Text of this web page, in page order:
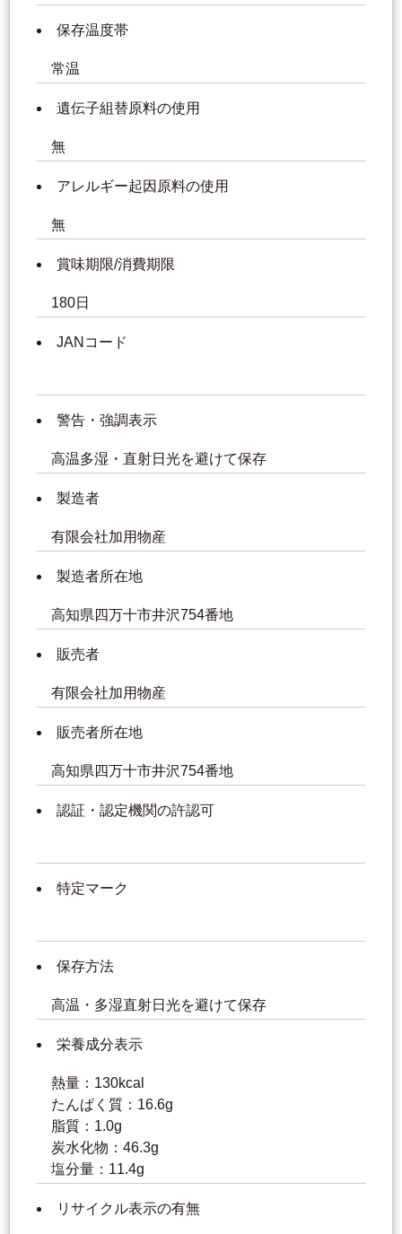
保存温度帯
常温
遺伝子組替原料の使用
無
アレルギー起因原料の使用
無
賞味期限/消費期限
180日
JANコード
警告・強調表示
高温多湿・直射日光を避けて保存
製造者
有限会社加用物産
製造者所在地
高知県四万十市井沢754番地
販売者
有限会社加用物産
販売者所在地
高知県四万十市井沢754番地
認証・認定機関の許認可
特定マーク
保存方法
高温・多湿直射日光を避けて保存
栄養成分表示
熱量：130kcal
たんぱく質：16.6g
脂質：1.0g
炭水化物：46.3g
塩分量：11.4g
リサイクル表示の有無